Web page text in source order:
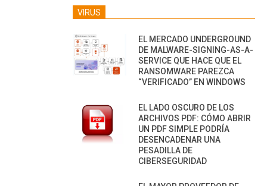
VIRUS
EL MERCADO UNDERGROUND
DE MALWARE-SIGNING-AS-A-
SERVICE QUE HACE QUE EL
RANSOMWARE PAREZCA
“VERIFICADO” EN WINDOWS
EL LADO OSCURO DE LOS
ARCHIVOS PDF: CÓMO ABRIR
UN PDF SIMPLE PODRÍA
DESENCADENAR UNA
PESADILLA DE
CIBERSEGURIDAD